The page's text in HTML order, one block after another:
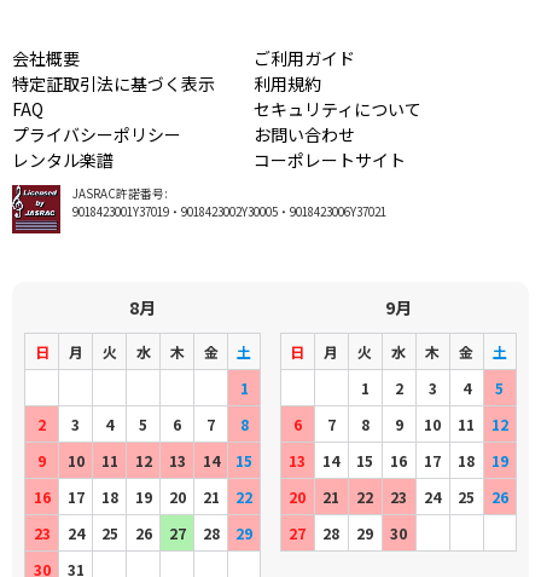
会社概要
ご利用ガイド
特定証取引法に基づく表示
利用規約
FAQ
セキュリティについて
プライバシーポリシー
お問い合わせ
レンタル楽譜
コーポレートサイト
JASRAC許諾番号:
9018423001Y37019・9018423002Y30005・9018423006Y37021
8月
日 月 火 水 木 金
土
1
2
3 4 5 6 7
8
9
10 11 12 13 14
15
16
17 18 19 20 21
22
23
24 25 26 27 28
29
30
31
9月
日 月 火 水 木 金
土
1
2 3 4
5
6
7 8 9 10 11
12
13
14 15 16 17 18
19
20
21 22 23 24 25
26
27
28 29 30